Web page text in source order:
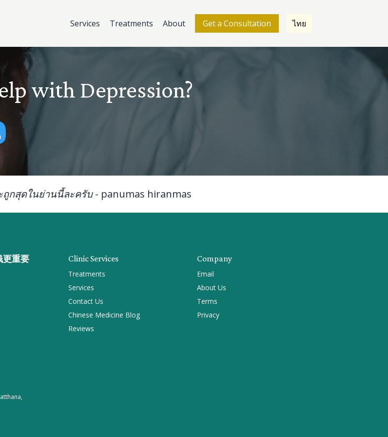
Services Treatments About Get a Consultation ไทย
with Depression?
ถูกสุดในย่านนี้ละครับ- panumas hiranmas
重要 Clinic Services
Treatments
Services
Contact Us
Chinese Medicine Blog
Reviews
Company
Email
About Us
Terms
Privacy